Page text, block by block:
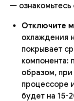
—
Отключите
охлаждения
покрывает
компонента:
образом,
процессоре
будет на 15-